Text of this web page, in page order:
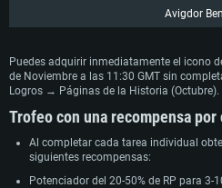
Avigdor
Puedes adquirir inmediatamente el icono
de Noviembre a las 11:30 GMT sin
Logros → Páginas de la Historia (Octubre).
Trofeo con una recompensa por
Al completar cada tarea individual
siguientes recompensas:
Potenciador del 20-50% de RP para 3-